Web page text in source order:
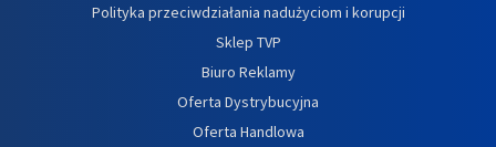
Polityka przeciwdziałania nadużyciom i korupcji
Sklep TVP
Biuro Reklamy
Oferta Dystrybucyjna
Oferta Handlowa